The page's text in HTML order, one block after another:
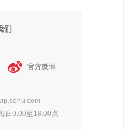
们
 官方微博
日9:00至18:00点